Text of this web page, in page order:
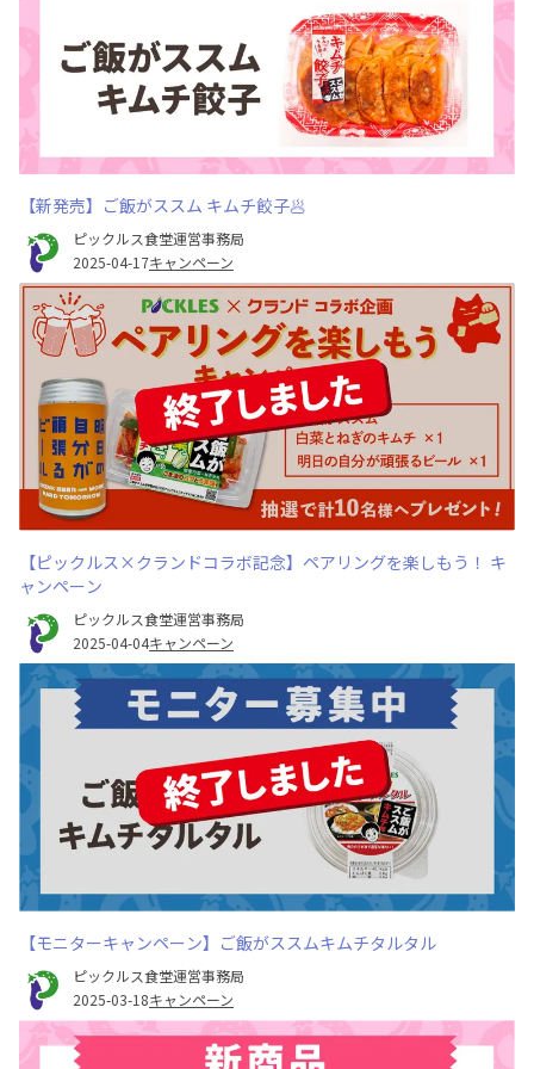
【新発売】ご飯がススム キムチ餃子🥟
ピックルス食堂運営事務局
2025-04-17キャンペーン
【ピックルス×クランドコラボ記念】ペアリングを楽しもう！ キ
ャンペーン
ピックルス食堂運営事務局
2025-04-04キャンペーン
【モニターキャンペーン】ご飯がススムキムチタルタル
ピックルス食堂運営事務局
2025-03-18キャンペーン